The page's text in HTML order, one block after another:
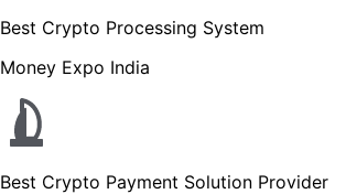
Best Crypto Processing System
Money Expo India
Best Crypto Payment Solution Provider